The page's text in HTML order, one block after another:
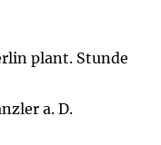
plant. Stunde
a. D.